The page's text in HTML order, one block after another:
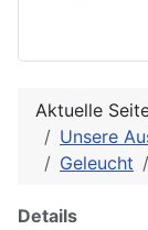
Aktuelle
Unsere
Geleucht
Details